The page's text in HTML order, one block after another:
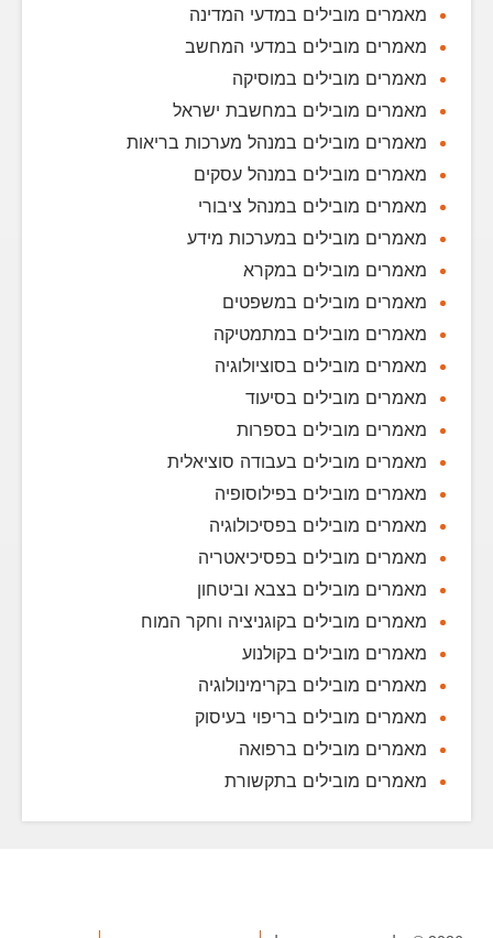
מאמרים מובילים במדעי המדינה
מאמרים מובילים במדעי המחשב
מאמרים מובילים במוסיקה
מאמרים מובילים במחשבת ישראל
מאמרים מובילים במנהל מערכות בריאות
מאמרים מובילים במנהל עסקים
מאמרים מובילים במנהל ציבורי
מאמרים מובילים במערכות מידע
מאמרים מובילים במקרא
מאמרים מובילים במשפטים
מאמרים מובילים במתמטיקה
מאמרים מובילים בסוציולוגיה
מאמרים מובילים בסיעוד
מאמרים מובילים בספרות
מאמרים מובילים בעבודה סוציאלית
מאמרים מובילים בפילוסופיה
מאמרים מובילים בפסיכולוגיה
מאמרים מובילים בפסיכיאטריה
מאמרים מובילים בצבא וביטחון
מאמרים מובילים בקוגניציה וחקר המוח
מאמרים מובילים בקולנוע
מאמרים מובילים בקרימינולוגיה
מאמרים מובילים בריפוי בעיסוק
מאמרים מובילים ברפואה
מאמרים מובילים בתקשורת